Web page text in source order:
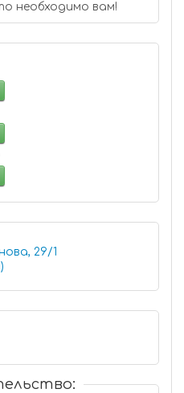
необходимо вам!
29/1